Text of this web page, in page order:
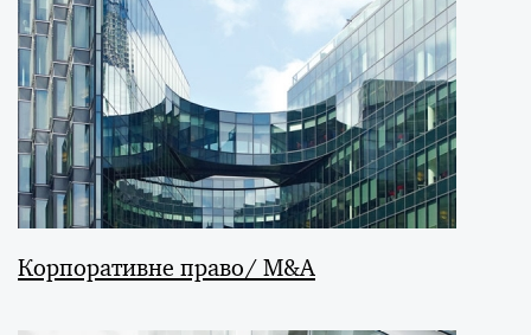
Корпоративне право/ M&A